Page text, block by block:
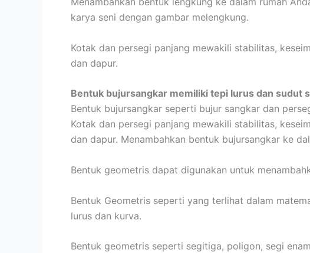
karya seni dengan gambar melengkung.
Kotak dan persegi panjang mewakili stabilitas,
dan dapur.
Bentuk bujursangkar memiliki tepi lurus dan sudut
Bentuk bujursangkar seperti bujur sangkar dan
Kotak dan persegi panjang mewakili stabilitas,
dan dapur. Menambahkan bentuk bujursangkar ke
Bentuk geometris dapat digunakan untuk
Bentuk Geometris seperti yang terlihat dalam
lurus dan kurva.
Bentuk geometris seperti segitiga, poligon, segi